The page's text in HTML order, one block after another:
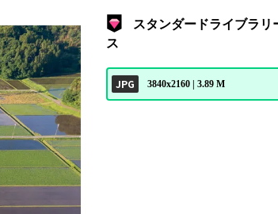
スタンダードライブラリ
ス
JPG 3840x2160 | 3.89 M